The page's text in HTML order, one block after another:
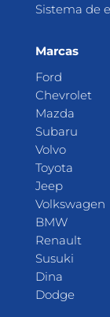
Sistema de
Marcas
Ford
Chevrolet
Mazda
Subaru
Volvo
Toyota
Jeep
Volkswagen
BMW
Renault
Susuki
Dina
Dodge